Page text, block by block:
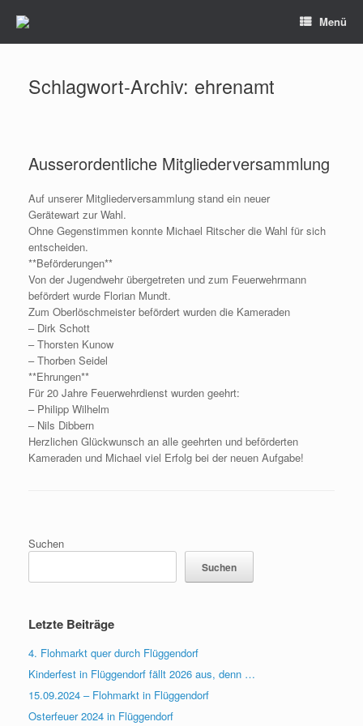
Inhalt
Menü
Schlagwort-Archiv: ehrenamt
Ausserordentliche Mitgliederversammlung
Auf unserer Mitgliederversammlung stand ein neuer
Gerätewart zur Wahl.
Ohne Gegenstimmen konnte Michael Ritscher die Wahl für sich
entscheiden.
**Beförderungen**
Von der Jugendwehr übergetreten und zum Feuerwehrmann
befördert wurde Florian Mundt.
Zum Oberlöschmeister befördert wurden die Kameraden
– Dirk Schott
– Thorsten Kunow
– Thorben Seidel
**Ehrungen**
Für 20 Jahre Feuerwehrdienst wurden geehrt:
– Philipp Wilhelm
– Nils Dibbern
Herzlichen Glückwunsch an alle geehrten und beförderten
Kameraden und Michael viel Erfolg bei der neuen Aufgabe!
Suchen
Suchen
Letzte Beiträge
4. Flohmarkt quer durch Flüggendorf
Kinderfest in Flüggendorf fällt 2026 aus, denn …
15.09.2024 – Flohmarkt in Flüggendorf
Osterfeuer 2024 in Flüggendorf